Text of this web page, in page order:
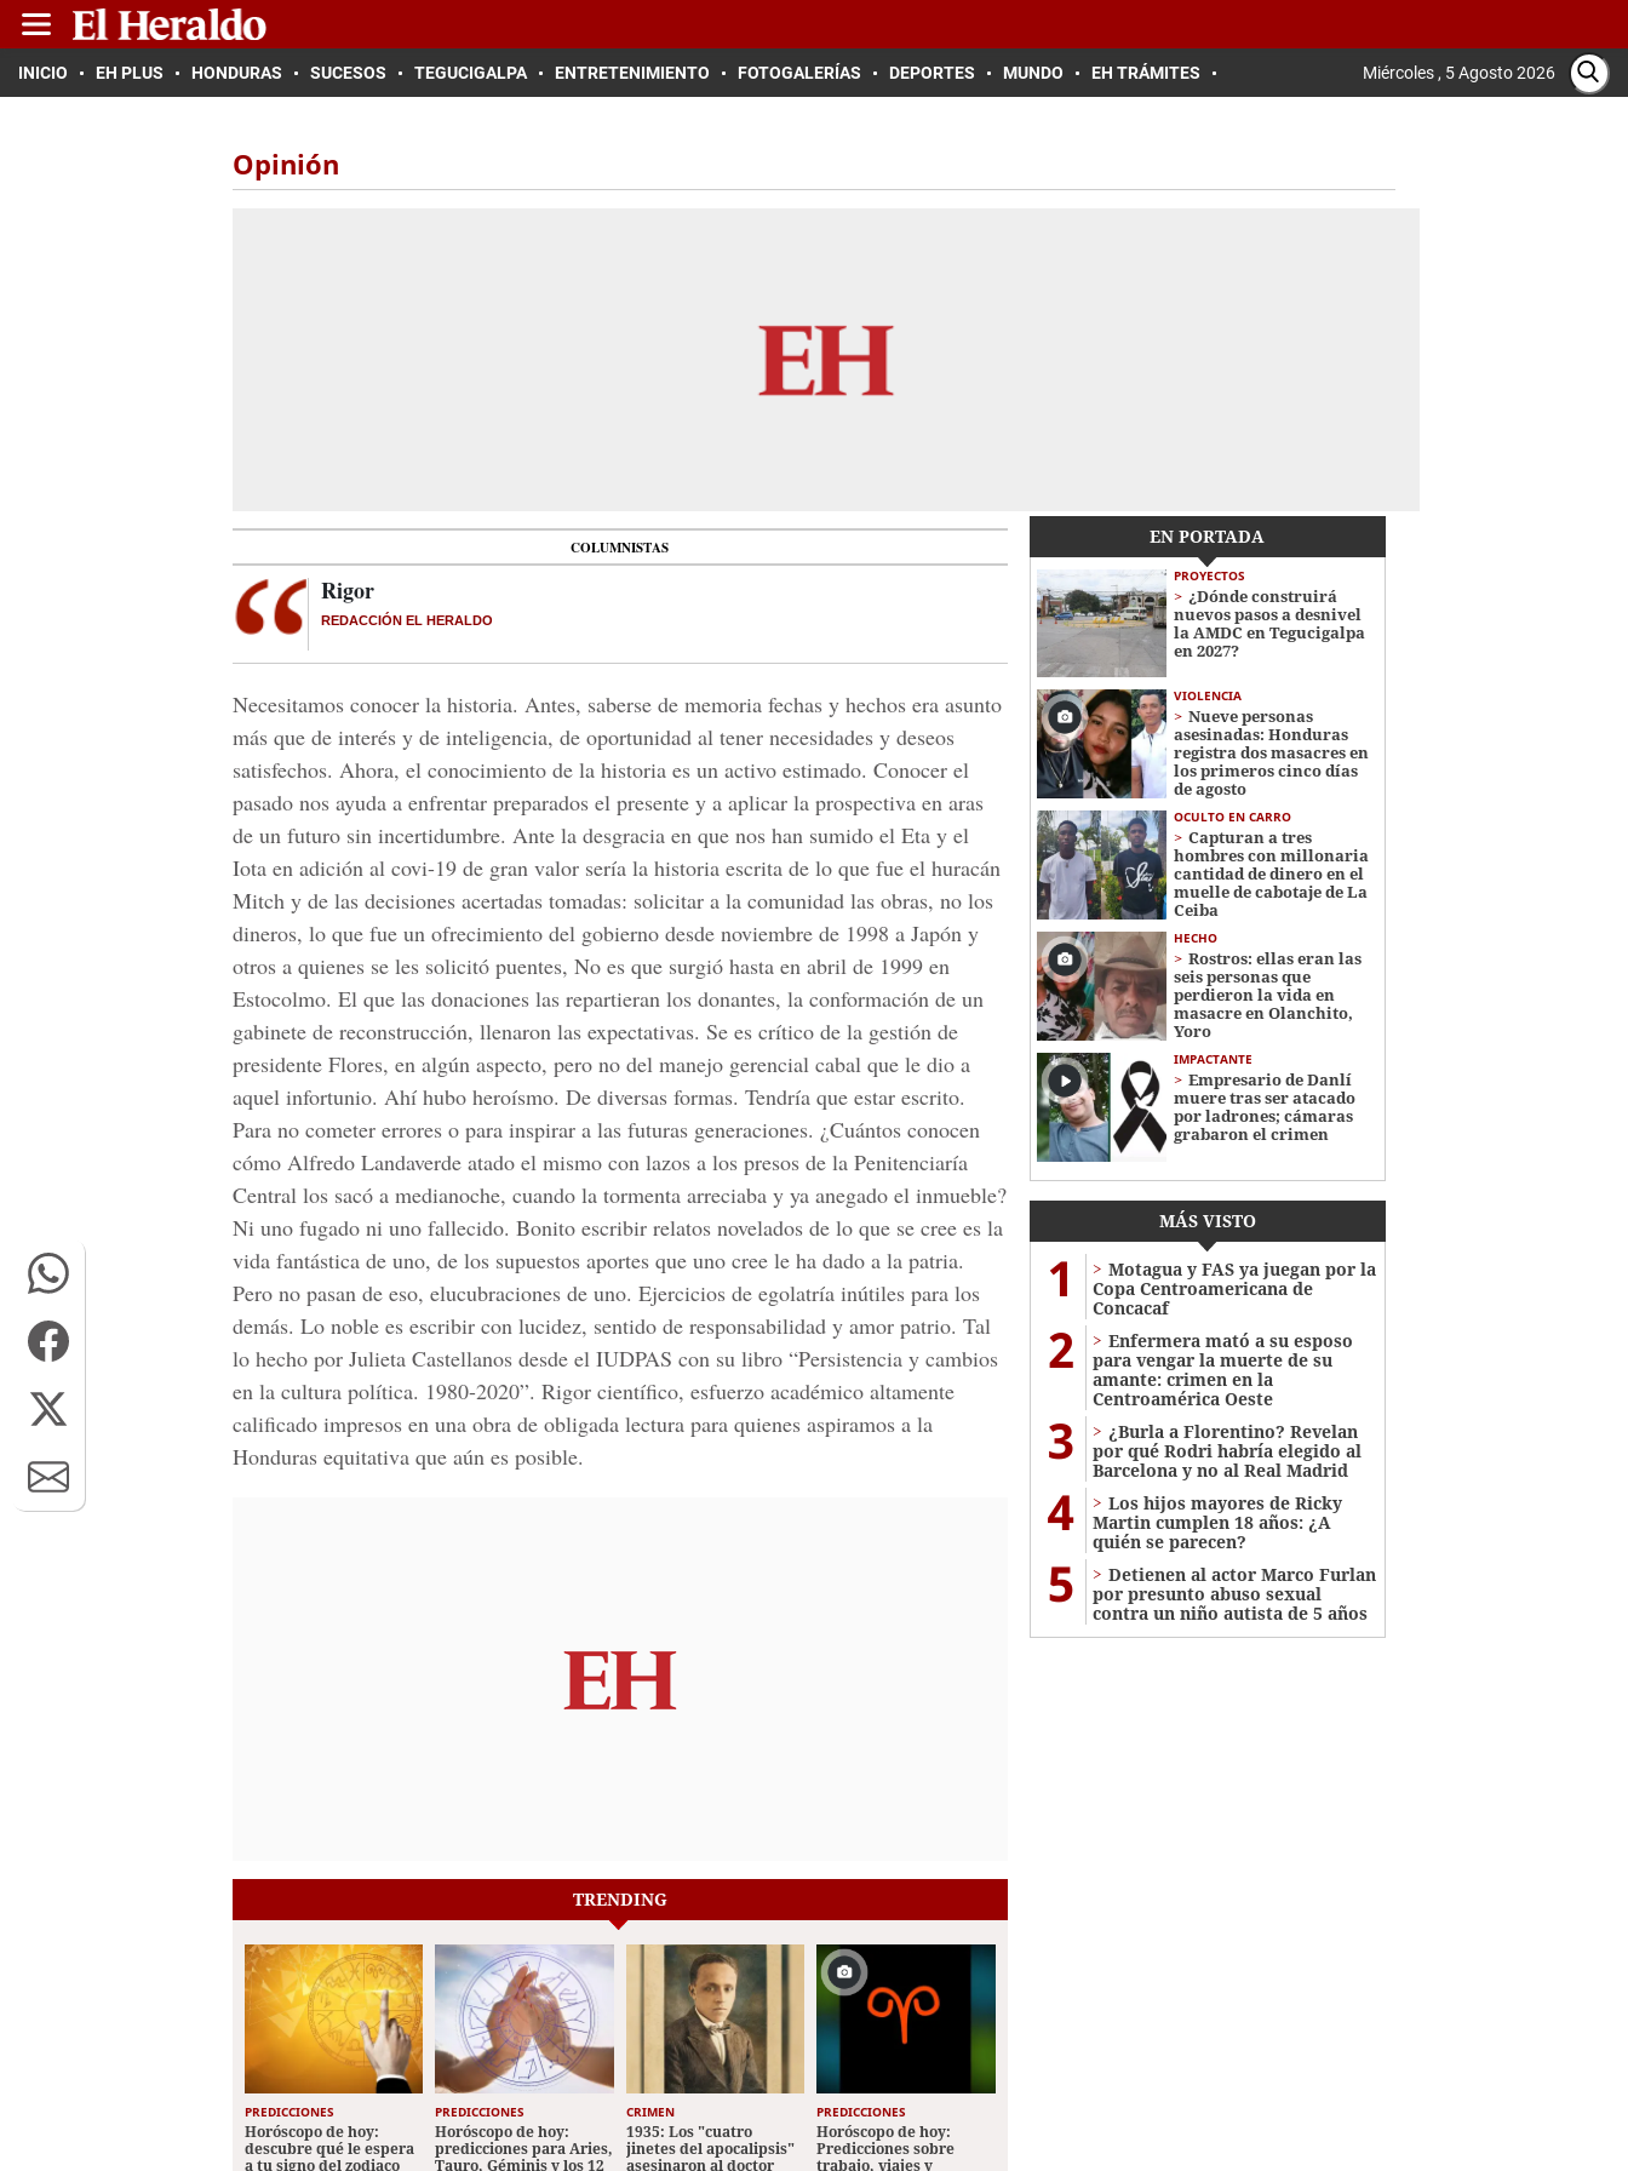
INICIO EH PLUS HONDURAS SUCESOS TEGUCIGALPA ENTRETENIMIENTO FOTOGALERÍAS DEPORTES MUNDO EH TRÁMITES Miércoles , 5 Agosto 2026
Opinión
COLUMNISTAS
Rigor
REDACCIÓN EL HERALDO
Necesitamos conocer la historia. Antes, saberse de memoria fechas y hechos era asunto
más que de interés y de inteligencia, de oportunidad al tener necesidades y deseos
satisfechos. Ahora, el conocimiento de la historia es un activo estimado. Conocer el
pasado nos ayuda a enfrentar preparados el presente y a aplicar la prospectiva en aras
de un futuro sin incertidumbre. Ante la desgracia en que nos han sumido el Eta y el
Iota en adición al covi-19 de gran valor sería la historia escrita de lo que fue el huracán
Mitch y de las decisiones acertadas tomadas: solicitar a la comunidad las obras, no los
dineros, lo que fue un ofrecimiento del gobierno desde noviembre de 1998 a Japón y
otros a quienes se les solicitó puentes, No es que surgió hasta en abril de 1999 en
Estocolmo. El que las donaciones las repartieran los donantes, la conformación de un
gabinete de reconstrucción, llenaron las expectativas. Se es crítico de la gestión de
presidente Flores, en algún aspecto, pero no del manejo gerencial cabal que le dio a
aquel infortunio. Ahí hubo heroísmo. De diversas formas. Tendría que estar escrito.
Para no cometer errores o para inspirar a las futuras generaciones. ¿Cuántos conocen
cómo Alfredo Landaverde atado el mismo con lazos a los presos de la Penitenciaría
Central los sacó a medianoche, cuando la tormenta arreciaba y ya anegado el inmueble?
Ni uno fugado ni uno fallecido. Bonito escribir relatos novelados de lo que se cree es la
vida fantástica de uno, de los supuestos aportes que uno cree le ha dado a la patria.
Pero no pasan de eso, elucubraciones de uno. Ejercicios de egolatría inútiles para los
demás. Lo noble es escribir con lucidez, sentido de responsabilidad y amor patrio. Tal
lo hecho por Julieta Castellanos desde el IUDPAS con su libro “Persistencia y cambios
en la cultura política. 1980-2020”. Rigor científico, esfuerzo académico altamente
calificado impresos en una obra de obligada lectura para quienes aspiramos a la
Honduras equitativa que aún es posible.
EN PORTADA
PROYECTOS
¿Dónde construirá
nuevos pasos a desnivel
la AMDC en Tegucigalpa
en 2027?
VIOLENCIA
Nueve personas
asesinadas: Honduras
registra dos masacres en
los primeros cinco días
de agosto
OCULTO EN CARRO
Capturan a tres
hombres con millonaria
cantidad de dinero en el
muelle de cabotaje de La
Ceiba
HECHO
Rostros: ellas eran las
seis personas que
perdieron la vida en
masacre en Olanchito,
Yoro
IMPACTANTE
Empresario de Danlí
muere tras ser atacado
por ladrones; cámaras
grabaron el crimen
MÁS VISTO
1
Motagua y FAS ya juegan por la
Copa Centroamericana de
Concacaf
2
Enfermera mató a su esposo
para vengar la muerte de su
amante: crimen en la
Centroamérica Oeste
3
¿Burla a Florentino? Revelan
por qué Rodri habría elegido al
Barcelona y no al Real Madrid
4
Los hijos mayores de Ricky
Martin cumplen 18 años: ¿A
quién se parecen?
5
Detienen al actor Marco Furlan
por presunto abuso sexual
contra un niño autista de 5 años
TRENDING
PREDICCIONES
Horóscopo de hoy:
descubre qué le espera
a tu signo del zodiaco
PREDICCIONES
Horóscopo de hoy:
predicciones para Aries,
Tauro, Géminis y los 12
CRIMEN
1935: Los "cuatro
jinetes del apocalipsis"
asesinaron al doctor
PREDICCIONES
Horóscopo de hoy:
Predicciones sobre
trabajo, viajes y